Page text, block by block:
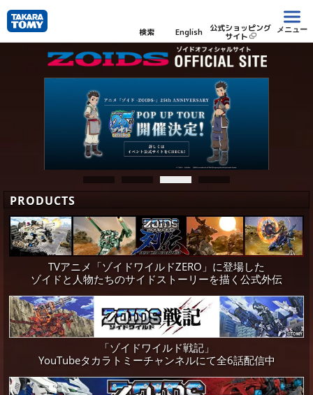
検索 English 公式ショッピング
サイト
メニュー
PRODUCTS
TVアニメ「ゾイドワイルドZERO」に登場した
ゾイドと人物たちのサイドストーリーを描く公式外伝
「ゾイドワイルド戦記」
YouTubeタカラトミーチャンネルにて全6話配信中